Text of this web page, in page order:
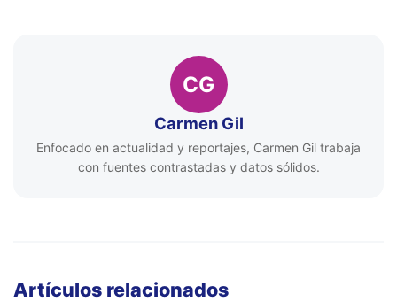
CG
Carmen Gil
Enfocado en actualidad y reportajes, Carmen Gil trabaja
con fuentes contrastadas y datos sólidos.
Artículos relacionados